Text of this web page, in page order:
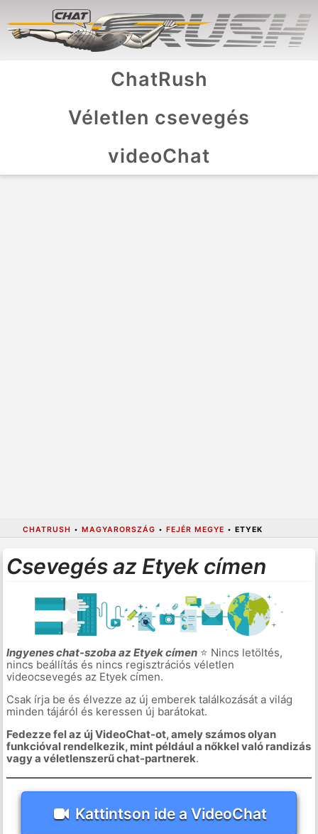
ChatRush
Véletlen csevegés
videoChat
CHATRUSH • MAGYARORSZÁG • FEJÉR MEGYE • ETYEK
Csevegés az Etyek címen
Ingyenes chat-szoba az Etyek címen⭐ Nincs letöltés,
nincs beállítás és nincs regisztrációs véletlen
videocsevegés az Etyek címen.
Csak írja be és élvezze az új emberek találkozását a világ
minden tájáról és keressen új barátokat.
Fedezze fel az új VideoChat-ot, amely számos olyan
funkcióval rendelkezik, mint például a nőkkel való randizás
vagy a véletlenszerű chat-partnerek.
Kattintson ide a VideoChat